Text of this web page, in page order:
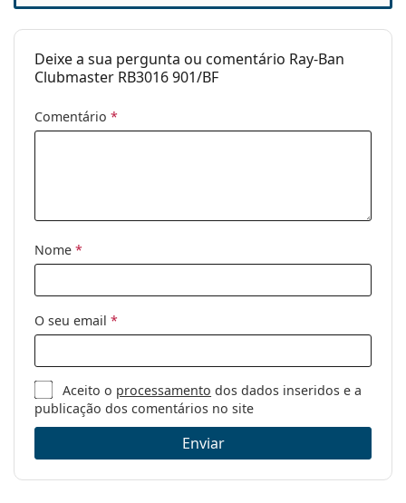
das hastes:
Ponte:
21 mm
Sim
Estojo:
Sim
Género:
Unisex
Categoria:
Óculos graduados
Óculos contra a luz azul
Marca:
Ray-Ban
Código:
RB3016 901/BF 51
Deixe a sua pergunta ou comentário Ray-Ban
Clubmaster RB3016 901/BF
Comentário *
Nome *
O seu email *
Aceito o processamento dos dados inseridos e a
publicação dos comentários no site
Enviar